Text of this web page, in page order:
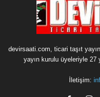
devirsaati.com, ticari taşıt
yayın kurulu üyeleriyle 27
İletişim: